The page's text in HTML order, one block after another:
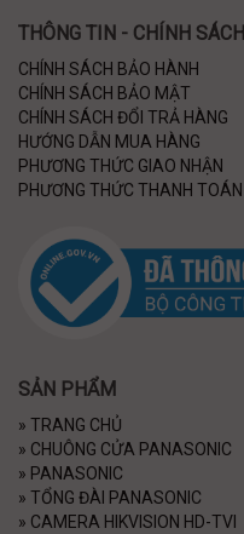
THÔNG TIN - CHÍNH SÁCH
CHÍNH SÁCH BẢO HÀNH
CHÍNH SÁCH BẢO MẬT
CHÍNH SÁCH ĐỔI TRẢ HÀNG
HƯỚNG DẪN MUA HÀNG
PHƯƠNG THỨC GIAO NHẬN
PHƯƠNG THỨC THANH TOÁN
SẢN PHẨM
» TRANG CHỦ
» CHUÔNG CỬA PANASONIC
» PANASONIC
» TỔNG ĐÀI PANASONIC
» CAMERA HIKVISION HD-TVI